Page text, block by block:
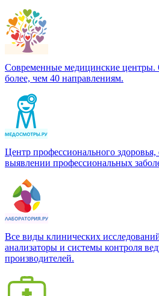
Современные медицинские центры.
более, чем 40 направлениям.
Центр профессионального здоровья,
выявлении профессиональных
Все виды клинических
анализаторы и системы контроля
производителей.